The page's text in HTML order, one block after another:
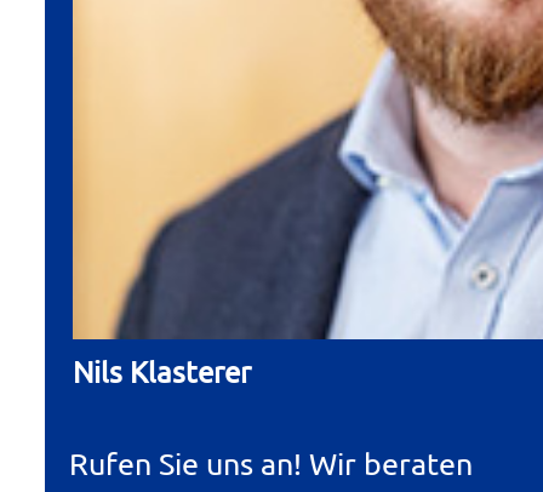
Nils Klasterer
Rufen Sie uns an! Wir beraten